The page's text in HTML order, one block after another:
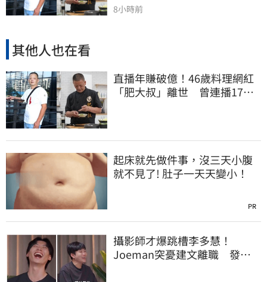
8小時前
其他人也在看
直播年賺破億！46歲料理網紅
「肥大叔」離世 曾連播17小
起床就先做件事，沒三天小腹
就不見了! 肚子一天天變小！
PR
攝影師才爆跳槽李多慧！
Joeman突憂建文離職 發聲